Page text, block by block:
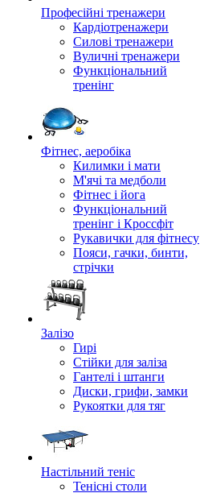
Професійні тренажери
Кардіотренажери
Силові тренажери
Вуличні тренажери
Функціональний
тренінг
Фітнес, аеробіка
Килимки і мати
М'ячі та медболи
Фітнес і йога
Функціональний
тренінг і Кроссфіт
Рукавички для фітнесу
Пояси, гачки, бинти,
стрічки
Залізо
Гирі
Стійки для заліза
Гантелі і штанги
Диски, грифи, замки
Рукоятки для тяг
Настільний теніс
Тенісні столи